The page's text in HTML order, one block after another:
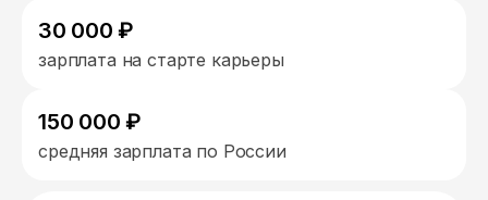
30 000 ₽
зарплата на старте карьеры
150 000 ₽
средняя зарплата по России